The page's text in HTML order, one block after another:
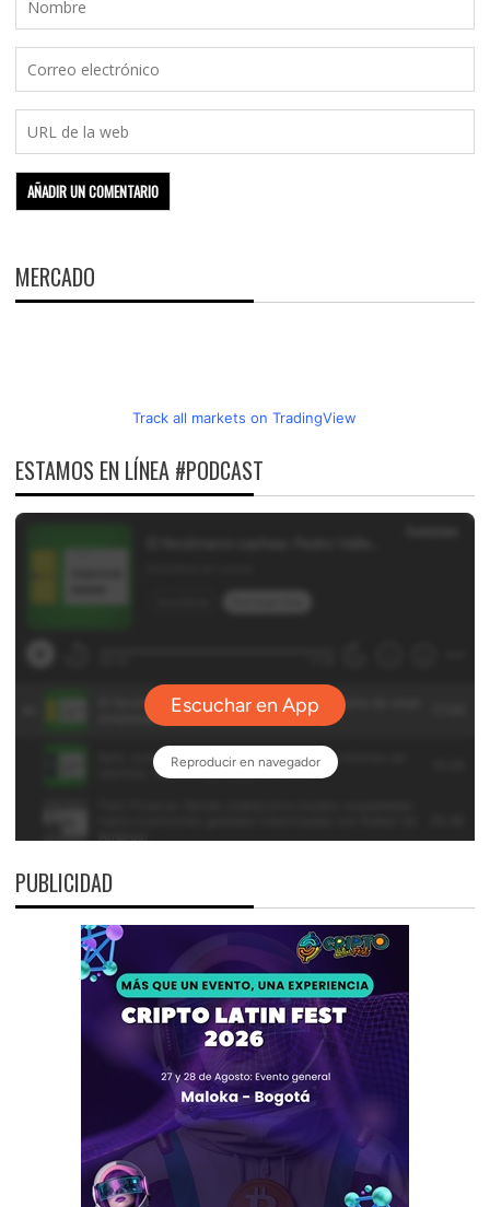
MERCADO
Track all markets on TradingView
ESTAMOS EN LÍNEA #PODCAST
PUBLICIDAD